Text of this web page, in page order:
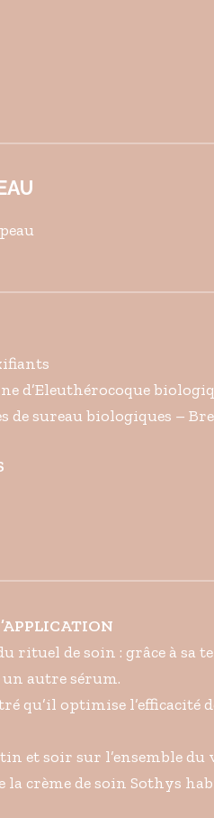
d’Eleuthérocoque
de sureau biologiques –
rituel de soin : grâce à sa
autre sérum.
qu’il optimise l’efficacité
et soir sur l’ensemble du
la crème de soin Sothys